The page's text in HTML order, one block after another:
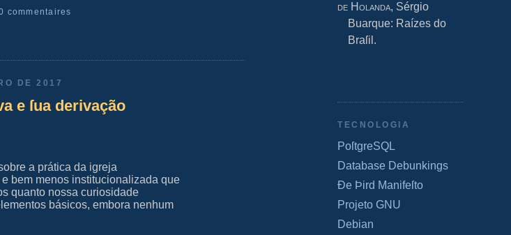
commentaires
DE 2017
e ſua derivação
a prática da igreja
bem menos institucionalizada que
quanto nossa curiosidade
básicos, embora nenhum
de Holanda, Sérgio
Buarque: Raízes do
Braſil.
TECNOLOGIA
PoſtgreSQL
Database Debunkings
Ðe Þird Manifeſto
Projeto GNU
Debian